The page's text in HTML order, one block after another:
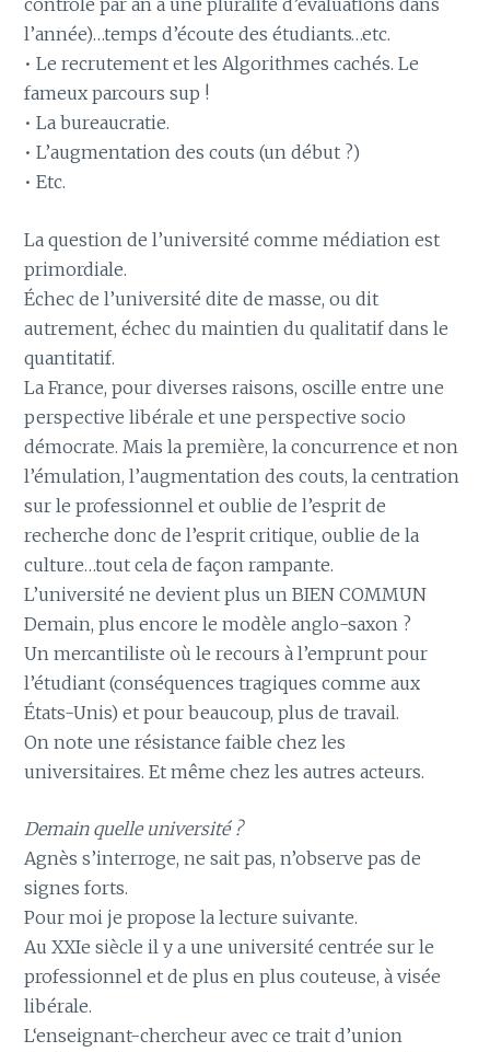
contrôle par an à une pluralité d’évaluations dans
l’année)…temps d’écoute des étudiants…etc.
• Le recrutement et les Algorithmes cachés. Le
fameux parcours sup !
• La bureaucratie.
• L’augmentation des couts (un début ?)
• Etc.
La question de l’université comme médiation est
primordiale.
Échec de l’université dite de masse, ou dit
autrement, échec du maintien du qualitatif dans le
quantitatif.
La France, pour diverses raisons, oscille entre une
perspective libérale et une perspective socio
démocrate. Mais la première, la concurrence et non
l’émulation, l’augmentation des couts, la centration
sur le professionnel et oublie de l’esprit de
recherche donc de l’esprit critique, oublie de la
culture…tout cela de façon rampante.
L’université ne devient plus un BIEN COMMUN
Demain, plus encore le modèle anglo-saxon ?
Un mercantiliste où le recours à l’emprunt pour
l’étudiant (conséquences tragiques comme aux
États-Unis) et pour beaucoup, plus de travail.
On note une résistance faible chez les
universitaires. Et même chez les autres acteurs.
Demain quelle université ?
Agnès s’interroge, ne sait pas, n’observe pas de
signes forts.
Pour moi je propose la lecture suivante.
Au XXIe siècle il y a une université centrée sur le
professionnel et de plus en plus couteuse, à visée
libérale.
L‘enseignant-chercheur avec ce trait d’union